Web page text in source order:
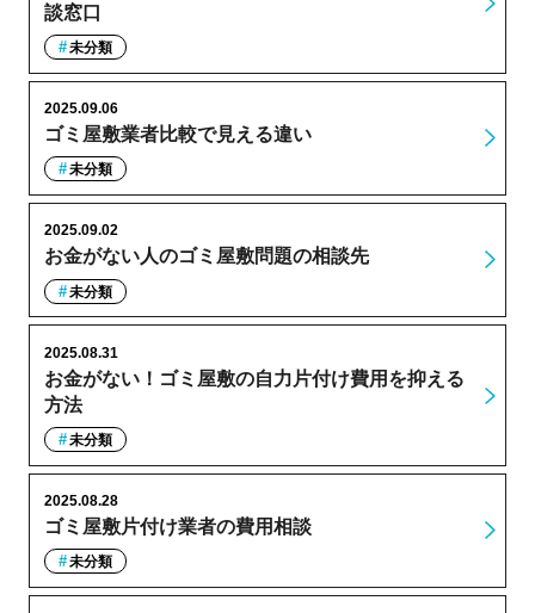
談窓口
未分類
ゴミ屋敷業者比較で見える違い
2025.09.06
未分類
お金がない人のゴミ屋敷問題の相談先
2025.09.02
未分類
お金がない！ゴミ屋敷の自力片付け費用を抑える
方法
2025.08.31
未分類
ゴミ屋敷片付け業者の費用相談
2025.08.28
未分類